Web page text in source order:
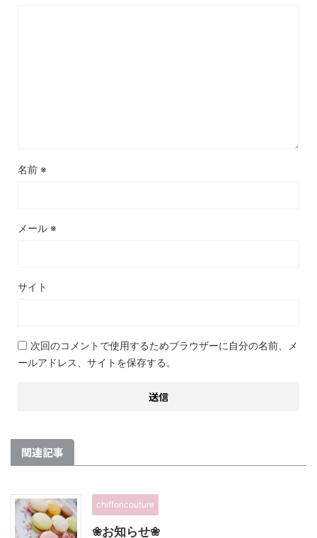
名前 ※
メール ※
サイト
次回のコメントで使用するためブラウザーに自分の名前、メ
ールアドレス、サイトを保存する。
関連記事
chiffoncouture
❀お知らせ❀